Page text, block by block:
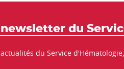
du
du Service